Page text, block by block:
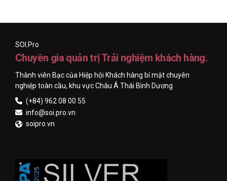
SOI.Pro
Chuyên gia quản trị Trải nghiệm khách hàng.
Thành viên Bạc của Hiệp hội Khách hàng bí mật chuyên
nghiệp toàn cầu, khu vực Châu Á Thái Bình Dương
(+84) 962 08 00 55
info@soi.pro.vn
soipro.vn